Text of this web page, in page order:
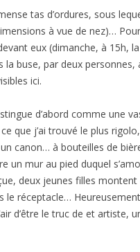
tas d’ordures, sous
à vue de nez)…
eux (dimanche, à 15h,
la buse, par deux
ici.
d’abord comme une
que j’ai trouvé le plus
canon… à bouteilles de
un mur au pied duquel
deux jeunes filles
le réceptacle…
d’être le truc de et artiste,